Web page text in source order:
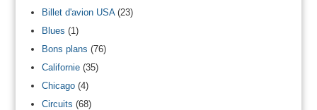
Billet d'avion USA(23)
Blues (1)
Bons plans (76)
Californie(35)
Chicago(4)
Circuits (68)